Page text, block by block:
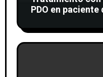
PDO en